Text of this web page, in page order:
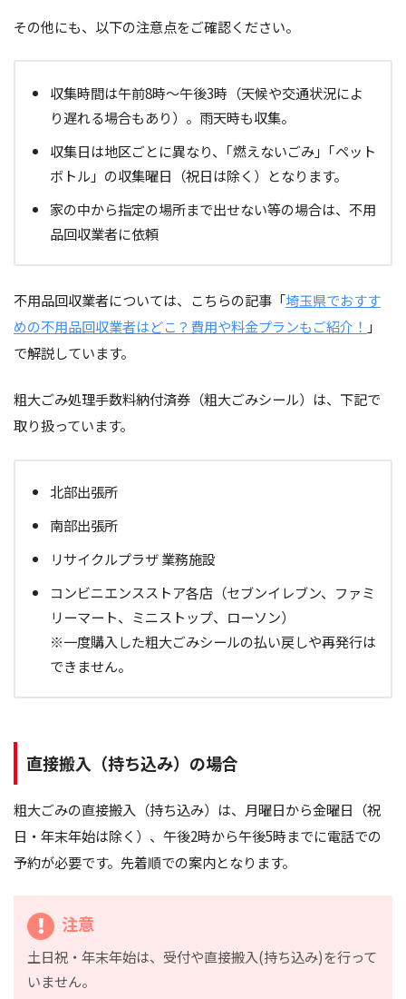
その他にも、以下の注意点をご確認ください。
収集時間は午前8時～午後3時（天候や交通状況によ
り遅れる場合もあり）。雨天時も収集。
収集日は地区ごとに異なり、｢燃えないごみ」｢ペット
ボトル」の収集曜日（祝日は除く）となります。
家の中から指定の場所まで出せない等の場合は、不用
品回収業者に依頼
不用品回収業者については、こちらの記事「埼玉県でおすす
めの不用品回収業者はどこ？費用や料金プランもご紹介！ 」
で解説しています。
粗大ごみ処理手数料納付済券（粗大ごみシール）は、下記で
取り扱っています。
北部出張所
南部出張所
リサイクルプラザ 業務施設
コンビニエンスストア各店（セブンイレブン、ファミ
リーマート、ミニストップ、ローソン）
※一度購入した粗大ごみシールの払い戻しや再発行は
できません。
直接搬入（持ち込み）の場合
粗大ごみの直接搬入（持ち込み）は、月曜日から金曜日（祝
日・年末年始は除く）、午後2時から午後5時までに電話での
予約が必要です。先着順での案内となります。
注意
土日祝・年末年始は、受付や直接搬入(持ち込み)を行って
いません。